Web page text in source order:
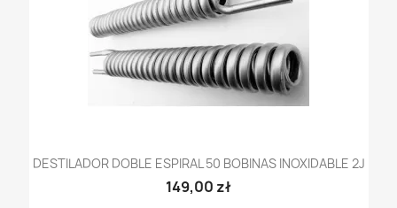
DESTILADOR DOBLE ESPIRAL 50 BOBINAS INOXIDABLE 2J
149,00 zł